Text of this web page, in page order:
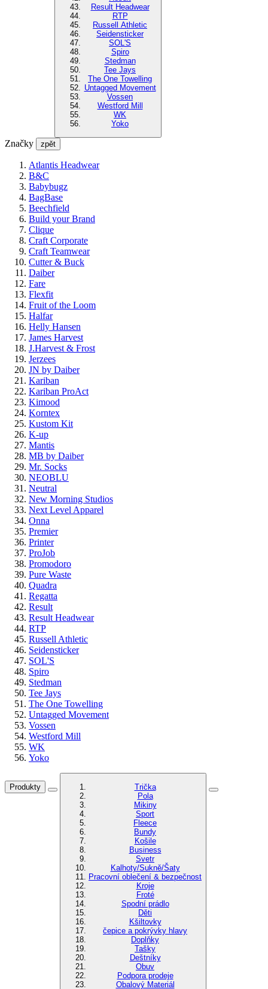
Result Headwear
RTP
Russell Athletic
Seidensticker
SOL'S
Spiro
Stedman
Tee Jays
The One Towelling
Untagged Movement
Vossen
Westford Mill
WK
Yoko
Značky zpět
Atlantis Headwear
B&C
Babybugz
BagBase
Beechfield
Build your Brand
Clique
Craft Corporate
Craft Teamwear
Cutter & Buck
Daiber
Fare
Flexfit
Fruit of the Loom
Halfar
Helly Hansen
James Harvest
J.Harvest & Frost
Jerzees
JN by Daiber
Kariban
Kariban ProAct
Kimood
Korntex
Kustom Kit
K-up
Mantis
MB by Daiber
Mr. Socks
NEOBLU
Neutral
New Morning Studios
Next Level Apparel
Onna
Premier
Printer
ProJob
Promodoro
Pure Waste
Quadra
Regatta
Result
Result Headwear
RTP
Russell Athletic
Seidensticker
SOL'S
Spiro
Stedman
Tee Jays
The One Towelling
Untagged Movement
Vossen
Westford Mill
WK
Yoko
Produkty
Trička
Pola
Mikiny
Sport
Fleece
Bundy
Košile
Business
Svetr
Kalhoty/Sukně/Šaty
Pracovní oblečení & bezpečnost
Kroje
Froté
Spodní prádlo
Děti
Kšiltovky
čepice a pokrývky hlavy
Doplňky
Tašky
Deštníky
Obuv
Podpora prodeje
Obalový Materiál